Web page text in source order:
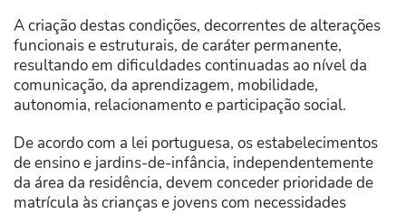
A criação destas condições, decorrentes de alterações
funcionais e estruturais, de caráter permanente,
resultando em dificuldades continuadas ao nível da
comunicação, da aprendizagem, mobilidade,
autonomia, relacionamento e participação social.
De acordo com a lei portuguesa, os estabelecimentos
de ensino e jardins-de-infância, independentemente
da área da residência, devem conceder prioridade de
matrícula às crianças e jovens com necessidades